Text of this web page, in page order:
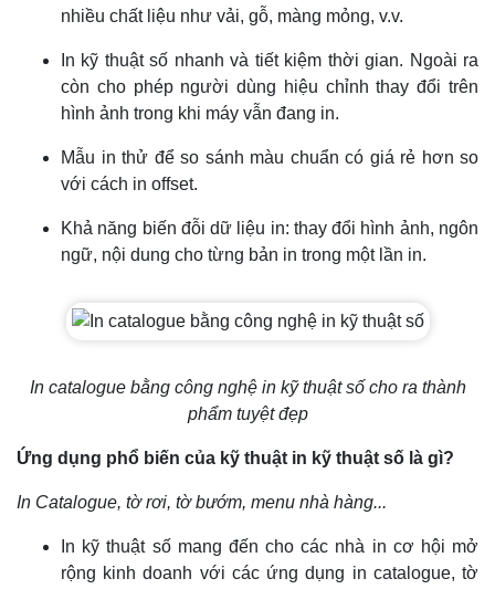
nhiều chất liệu như vải, gỗ, màng mỏng, v.v.
In kỹ thuật số nhanh và tiết kiệm thời gian. Ngoài ra
còn cho phép người dùng hiệu chỉnh thay đổi trên
hình ảnh trong khi máy vẫn đang in.
Mẫu in thử để so sánh màu chuẩn có giá rẻ hơn so
với cách in offset.
Khả năng biến đỗi dữ liệu in: thay đổi hình ảnh, ngôn
ngữ, nội dung cho từng bản in trong một lần in.
In catalogue bằng công nghệ in kỹ thuật số cho ra thành
phẩm tuyệt đẹp
Ứng dụng phổ biến của kỹ thuật in kỹ thuật số là gì?
In Catalogue, tờ rơi, tờ bướm, menu nhà hàng...
In kỹ thuật số mang đến cho các nhà in cơ hội mở
rộng kinh doanh với các ứng dụng in catalogue, tờ